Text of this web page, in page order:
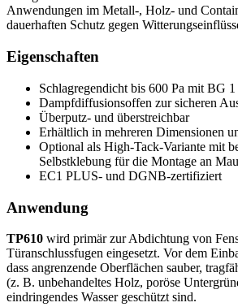
Anwendungen im Metall-, Holz- und
dauerhaften Schutz gegen
Eigenschaften
Schlagregendicht bis 600 Pa mit BG
Dampfdiffusionsoffen zur sicheren
Überputz- und überstreichbar
Erhältlich in mehreren Dimensionen
Optional als High-Tack-Variante mit
Selbstklebung für die Montage an
EC1 PLUS- und DGNB-zertifiziert
Anwendung
TP610 wird primär zur Abdichtung von
Türanschlussfugen eingesetzt. Vor dem
dass angrenzende Oberflächen sauber,
(z. B. unbehandeltes Holz, poröse
eindringendes Wasser geschützt sind.